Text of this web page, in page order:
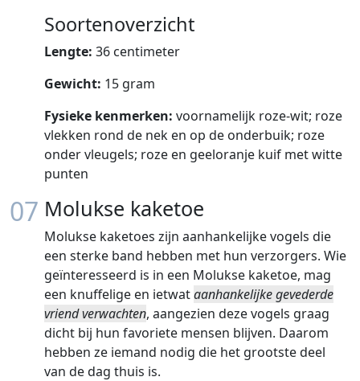
Soortenoverzicht
Lengte: 36 centimeter
Gewicht: 15 gram
Fysieke kenmerken: voornamelijk roze-wit; roze
vlekken rond de nek en op de onderbuik; roze
onder vleugels; roze en geeloranje kuif met witte
punten
07 Molukse kaketoe
Molukse kaketoes zijn aanhankelijke vogels die
een sterke band hebben met hun verzorgers. Wie
geïnteresseerd is in een Molukse kaketoe, mag
een knuffelige en ietwataanhankelijke gevederde
vriend verwachten, aangezien deze vogels graag
dicht bij hun favoriete mensen blijven. Daarom
hebben ze iemand nodig die het grootste deel
van de dag thuis is.